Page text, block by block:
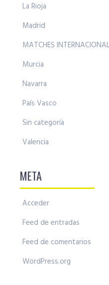
La Rioja
Madrid
MATCHES
Murcia
Navarra
País Vasco
Sin categoría
Valencia
META
Acceder
Feed de entradas
Feed de comentarios
WordPress.org